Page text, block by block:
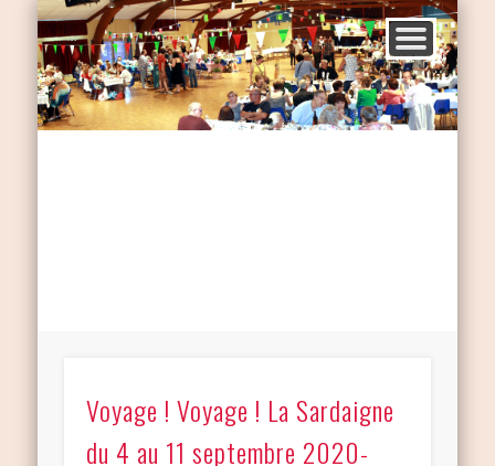
Voyage ! Voyage ! La Sardaigne
du 4 au 11 septembre 2020-